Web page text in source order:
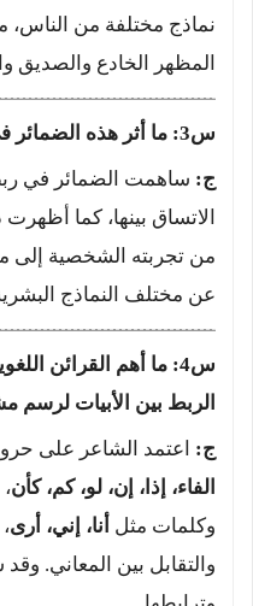
نماذج مختلفة من
المظهر الخادع والصديق
س3: ما أثر هذه الضمائر في بناء النص؟
ج: ساهمت الضمائر في
الاتساق بينها، كما
من تجربته الشخصية إلى
عن مختلف النماذج
س4: ما أهم القرائن
الربط بين الأبيات لرسم
ج: اعتمد الشاعر على
الفاء، إذا، إن، لو، كم، كأن
وكلمات مثل أنا، إني، أرى
والتقابل بين المعاني.